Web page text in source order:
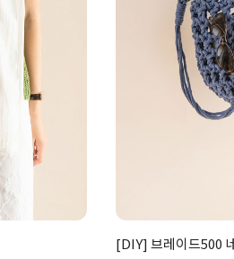
[DIY] 브레이드500